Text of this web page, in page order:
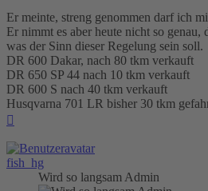
Er meinte, streng genommen darf ich
Er nimmt es aber heute nicht so genau,
was der Sinn dieser Regelung sein soll.
DR 600 Dakar, nach 80 tkm verkauft
DR 650 SP 44 nach 10 tkm verkauft
DR 600 S nach 40 tkm verkauft
Husqvarna 701 LR bisher 30 tkm
fish_hg
Wird so langsam Admin